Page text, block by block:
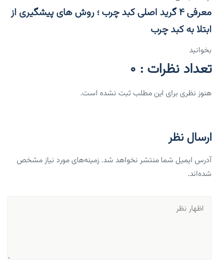
معرفی ۴ گرید اصلی کبد چرب ؛ روش های پیشگیری از
ابتلا به کبد چرب
بخوانید
تعداد نظرات : 0
هنوز نظری برای این مطلب ثبت نشده است.
ارسال نظر
آدرس ایمیل شما منتشر نخواهد شد. زمینه‌های مورد نیاز مشخص
شده‌اند.